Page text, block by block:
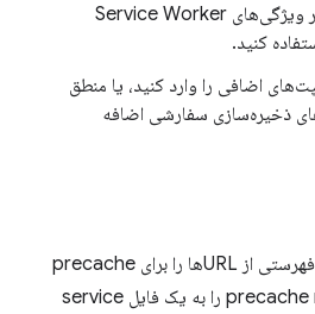
شما می‌خواهید از سایر ویژگی‌های Service Worker
کنید.
اضافی را وارد کنید، یا منطق
ذخیره‌سازی سفارشی اضافه
فهرستی از URLها را برای precache
ایجاد می‌کند و آن precache manifest را به یک فایل service